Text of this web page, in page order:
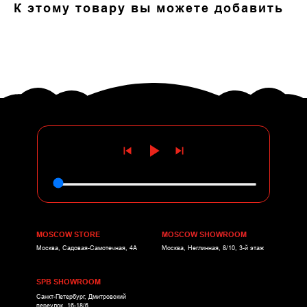
К этому товару вы можете добавить
MOSCOW STORE
Москва, Садовая-Самотечная, 4А
MOSCOW SHOWROOM
Москва, Неглинная, 8/10, 3-й этаж
SPB SHOWROOM
Санкт-Петербург, Дмитровский